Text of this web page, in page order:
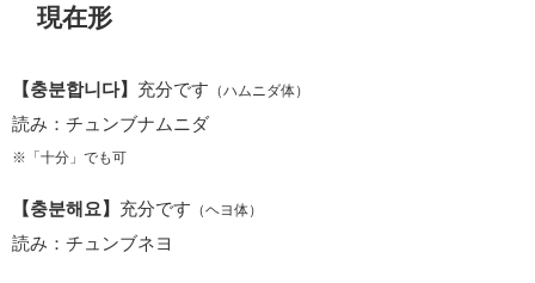
現在形
【충분합니다】 充分です （ハムニダ体）
読み：チュンブナムニダ
※「十分」でも可
【충분해요】 充分です （ヘヨ体）
読み：チュンブネヨ